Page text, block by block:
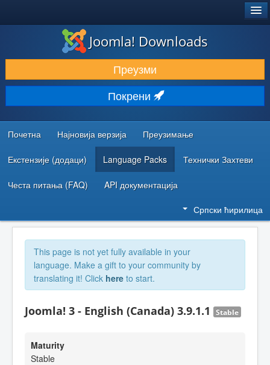
ПРЕУЗИМАЊЕ И ПРОШИРЕЊА (ЕКСТЕНЗИЈЕ)
ОТКРИЈТЕ И НАУЧИТЕ
ЗАЈЕДНИЦА И ПОДРШКА
РЕСУРСИ ЗА РАЗВОЈ
Joomla! Downloads
Преузми
Покрени
Почетна Најновија верзија Преузимање
Екстензије (додаци) Language Packs Технички Захтеви
Честа питања (FAQ) API документација
Српски ћирилица
This page is not yet fully available in your
language. Make a gift to your community by
translating it! Click here to start.
Joomla! 3 - English (Canada) 3.9.1.1 Stable
Maturity
Stable